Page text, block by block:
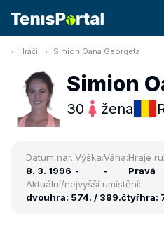
Hráči Simion Oana Georgeta
Simion
30 žena
Datum nar.:
8. 3. 1996
Výška:
-
Váha:
-
Hraje
Pravá
Aktuální/nejvyšší umístění:
dvouhra: 574. / 389.čtyřhra: